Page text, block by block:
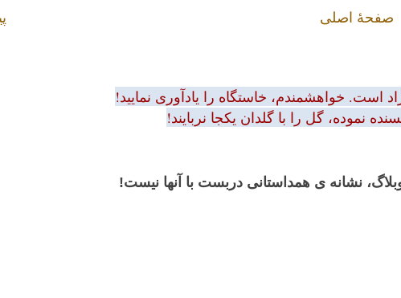
صفحهٔ اصلی
است. خواهشمندم، خاستگاه را یادآوری نمایید!
نموده، گل را با گلدان یکجا نربایند!
نشانه ی همداستانی دربست با آنها نیست!